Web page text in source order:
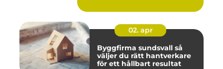
02. apr
Byggfirma sundsvall så
väljer du rätt hantverkare
för ett hållbart resultat